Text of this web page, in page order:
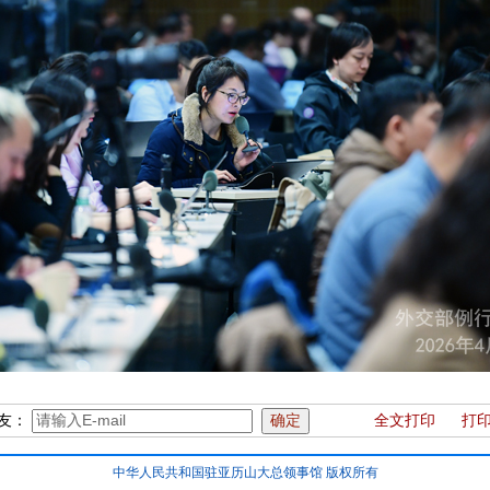
： 全文打印 打
中华人民共和国驻亚历山大总领事馆 版权所有